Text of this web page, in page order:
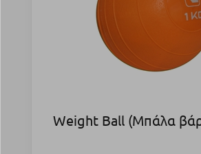
Weight Ball (Μπάλα